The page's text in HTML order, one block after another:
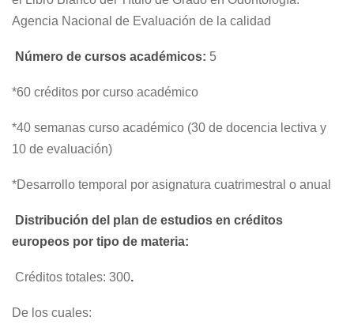
Agencia Nacional de Evaluación de la calidad
Número de cursos académicos: 5
*60 créditos por curso académico
*40 semanas curso académico (30 de docencia lectiva y
10 de evaluación)
*Desarrollo temporal por asignatura cuatrimestral o anual
Distribución del plan de estudios en créditos
europeos por tipo de materia:
Créditos totales: 300.
De los cuales: